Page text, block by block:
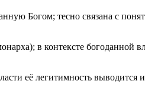
Богом; тесно связана с
в контексте богоданной
её легитимность выводится